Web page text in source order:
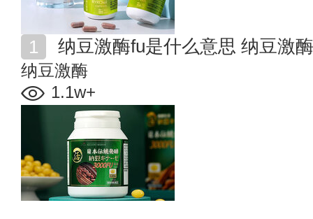
纳豆激酶fu是什么意思 纳豆激
纳豆激酶
1.1w+